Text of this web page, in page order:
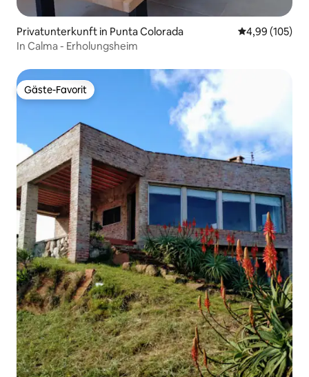
Privatunterkunft in Punta Colorada
4,99 (105)
In Calma - Erholungsheim
Gäste-Favorit
Gäste-Favorit